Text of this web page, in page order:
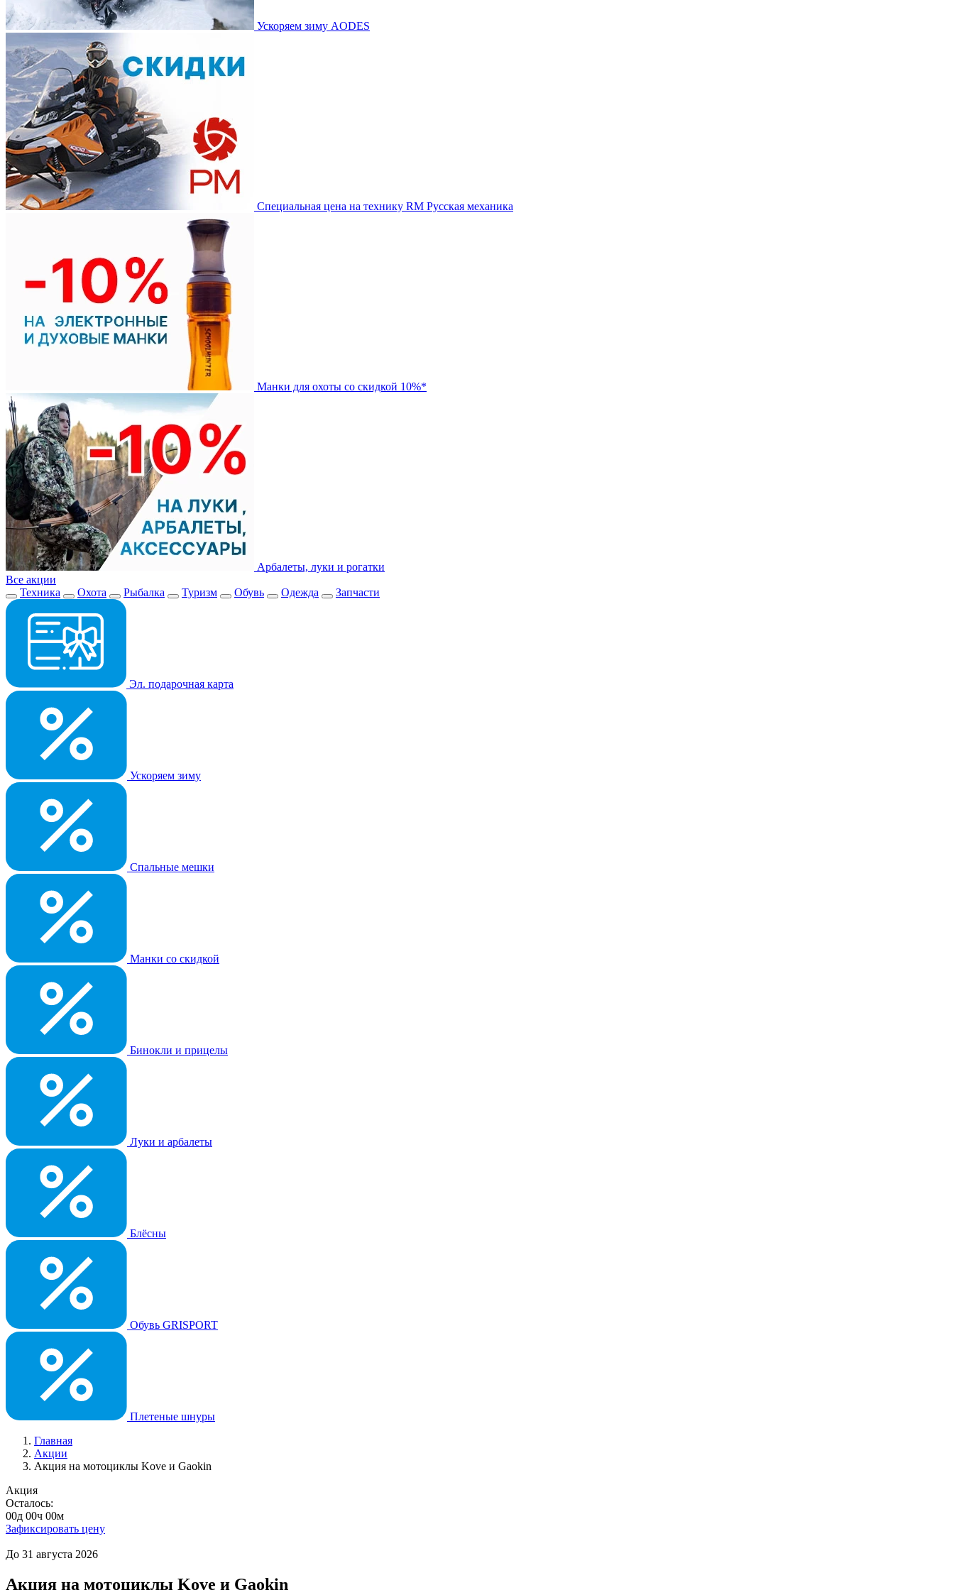
Ускоряем зиму AODES
Специальная цена на технику RM Русская механика
Манки для охоты со скидкой 10%*
Арбалеты, луки и рогатки
Все акции
Техника
Охота Рыбалка Туризм Обувь Одежда Запчасти
Эл. подарочная карта
Ускоряем зиму
Спальные мешки
Манки со скидкой
Бинокли и прицелы
Луки и арбалеты
Блёсны
Обувь GRISPORT
Плетеные шнуры
Главная
Акции
Акция на мотоциклы Kove и Gaokin
Акция
Осталось:
00д 00ч 00м
Зафиксировать цену
До 31 августа 2026
Акция на мотоциклы Kove и Gaokin